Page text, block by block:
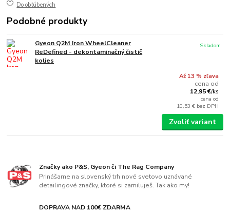
Do obľúbených
Podobné produkty
Gyeon Q2M Iron WheelCleaner
ReDefined - dekontaminačný čistič
kolies
Až 13 % zľava
cena od
12,95 €/ks
cena od
10,53 € bez DPH
Skladom
Zvoliť variant
Značky ako P&S, Gyeon či The Rag Company
Prinášame na slovenský trh nové svetovo uznávané
detailingové značky, ktoré si zamiluješ. Tak ako my!
DOPRAVA NAD 100€ ZDARMA